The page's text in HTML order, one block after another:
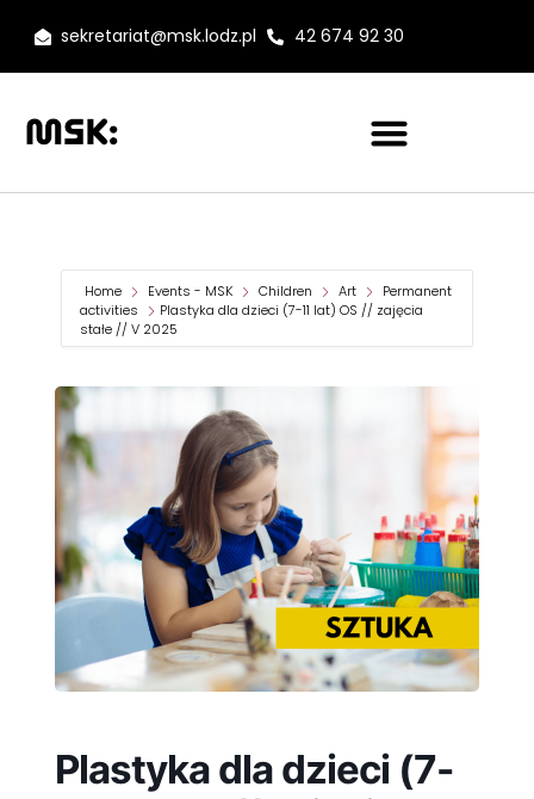
sekretariat@msk.lodz.pl 42 674 92 30
Home Events - MSK Children Art
Permanent
activities
Plastyka dla dzieci (7-11 lat) OS // zajęcia
stałe // V 2025
Plastyka dla dzieci (7-